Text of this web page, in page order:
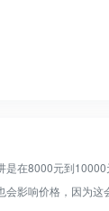
在8000元到
影响价格，因为这